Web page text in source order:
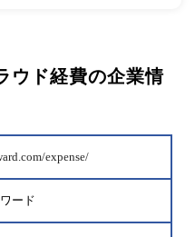
ウド経費の企業情
expense/
ード